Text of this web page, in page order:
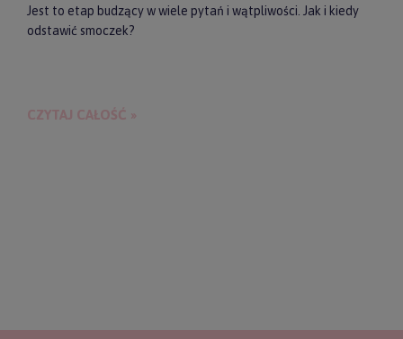
Jest to etap budzący w wiele pytań i wątpliwości. Jak i kiedy
odstawić smoczek?
CZYTAJ CAŁOŚĆ »